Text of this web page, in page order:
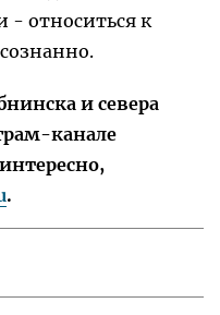
- относиться к
и севера
канале
.